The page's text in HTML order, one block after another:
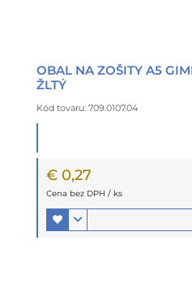
OBAL NA ZOŠITY A5
ŽLTÝ
Kód tovaru: 709.0107.04
€ 0,27
Cena bez DPH / ks